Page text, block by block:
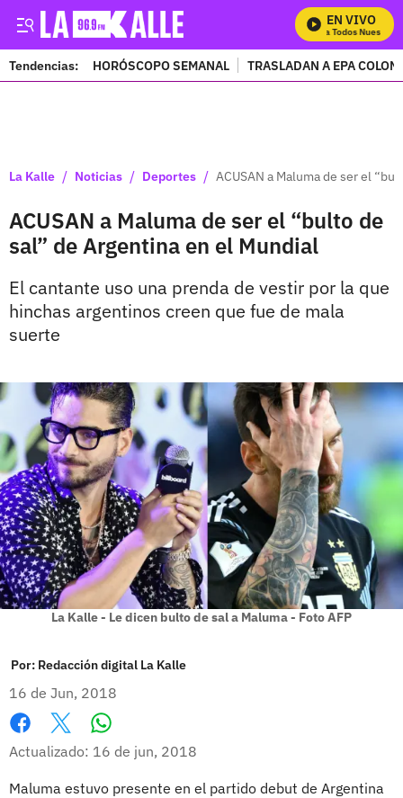
EN VIVO
Mira Todos Nuestros
Tendencias: HORÓSCOPO SEMANAL TRASLADAN A EPA
La Kalle / Noticias / Deportes / ACUSAN a Maluma de ser el
ACUSAN a Maluma de ser el “bulto de
sal” de Argentina en el Mundial
El cantante uso una prenda de vestir por la que
hinchas argentinos creen que fue de mala
suerte
La Kalle - Le dicen bulto de sal a Maluma - Foto AFP
Por: Redacción digital La Kalle
16 de Jun, 2018
Facebook
X
Actualizado: 16 de jun, 2018
Maluma estuvo presente en el partido debut de Argentina